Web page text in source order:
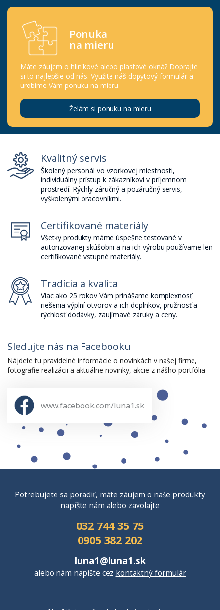
Ponuka
na mieru
Máte záujem o hliníkové alebo plastové okná? Doprajte
si to najlepšie od nás. Využite náš dopytový formulár a
urobíme Vám ponuku na mieru
Želám si ponuku na mieru
Kvalitný servis
Školený personál vo vzorkovej miestnosti,
individuálny prístup k zákazníkovi v príjemnom
prostredí. Rýchly záručný a pozáručný servis,
vyškolenými pracovníkmi.
Certifikované materiály
Všetky produkty máme úspešne testované v
autorizovanej skúšobni a na ich výrobu používame len
certifikované vstupné materiály.
Tradícia a kvalita
Viac ako 25 rokov Vám prinášame komplexnosť
riešenia výplní otvorov a ich doplnkov, pružnosť a
rýchlosť dodávky, zaujímavé záruky a ceny.
Sledujte nás na Facebooku
Nájdete tu pravidelné informácie o novinkách v našej firme,
fotografie realizácii a aktuálne novinky, akcie z nášho portfólia
www.facebook.com/luna1.sk
Potrebujete sa poradiť, máte záujem o naše produkty
napíšte nám alebo zavolajte
032 744 35 75
0905 382 202
luna1@luna1.sk
alebo nám napíšte cez kontaktný formulár